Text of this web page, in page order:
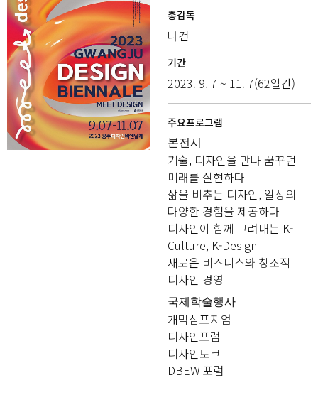
총감독
나건
기간
2023. 9. 7 ~ 11. 7(62일간)
주요프로그램
본전시
기술, 디자인을 만나 꿈꾸던
미래를 실현하다
삶을 비추는 디자인, 일상의
다양한 경험을 제공하다
디자인이 함께 그려내는 K-
Culture, K-Design
새로운 비즈니스와 창조적
디자인 경영
국제학술행사
개막심포지엄
디자인포럼
디자인토크
DBEW 포럼